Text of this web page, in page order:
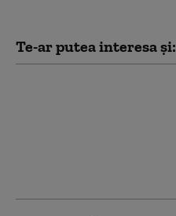
Te-ar putea interesa și: